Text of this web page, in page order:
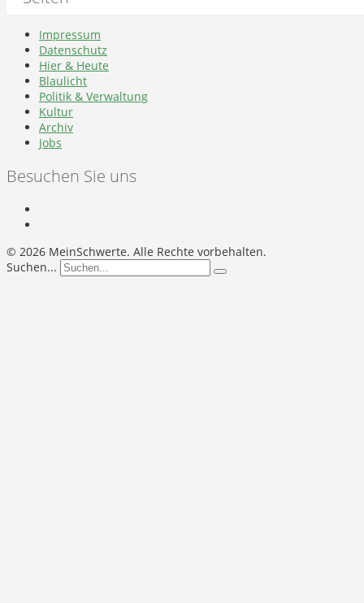
Impressum
Datenschutz
Hier & Heute
Blaulicht
Politik & Verwaltung
Kultur
Archiv
Jobs
Besuchen Sie uns
© 2026 MeinSchwerte. Alle Rechte vorbehalten.
Suchen...